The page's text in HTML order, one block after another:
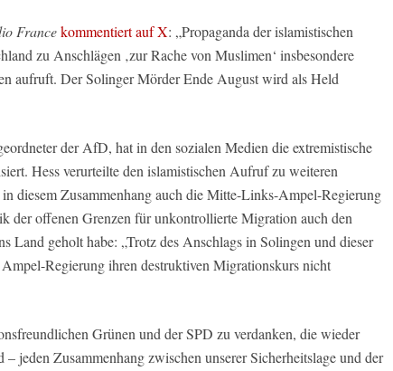
Francekommentiert auf X: „Propaganda der islamistischen
zu Anschlägen ‚zur Rache von Muslimen‘ insbesondere
aufruft. Der Solinger Mörder Ende August wird als Held
der AfD, hat in den sozialen Medien die extremistische
Hess verurteilte den islamistischen Aufruf zu weiteren
diesem Zusammenhang auch die Mitte-Links-Ampel-Regierung
der offenen Grenzen für unkontrollierte Migration auch den
Land geholt habe: „Trotz des Anschlags in Solingen und dieser
Regierung ihren destruktiven Migrationskurs nicht
Grünen und der SPD zu verdanken, die wieder
jeden Zusammenhang zwischen unserer Sicherheitslage und der